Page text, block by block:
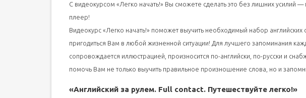
С видеокурсом «Легко начать!» Вы сможете сделать это без лишних усилий —
плеер!
Видеокурс «Легко начать!» поможет выучить необходимый набор
пригодиться Вам в любой жизненной ситуации! Для лучшего запоминания
сопровождается иллюстрацией, произносится по-английски, по-русски и
помочь Вам не только выучить правильное произношение слова, но и
«Английский за рулем. Full contact. Путешествуйте легко!»